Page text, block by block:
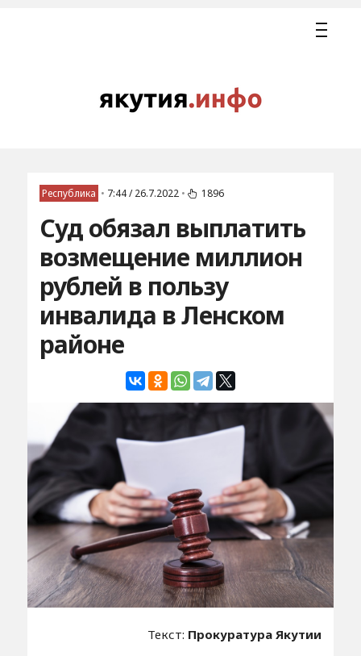
Республика • 7:44 / 26.7.2022 • 1896
Суд обязал выплатить
возмещение миллион
рублей в пользу
инвалида в Ленском
районе
Текст: Прокуратура Якутии